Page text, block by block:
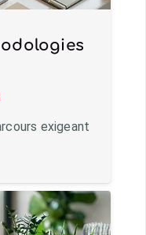
exigeant